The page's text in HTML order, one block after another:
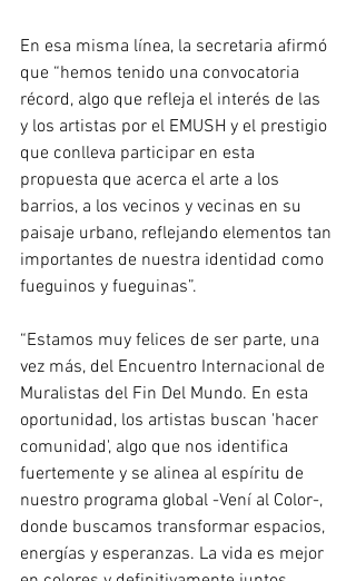
En esa misma línea, la secretaria afirmó
que “hemos tenido una convocatoria
récord, algo que refleja el interés de las
y los artistas por el EMUSH y el prestigio
que conlleva participar en esta
propuesta que acerca el arte a los
barrios, a los vecinos y vecinas en su
paisaje urbano, reflejando elementos tan
importantes de nuestra identidad como
fueguinos y fueguinas”.
“Estamos muy felices de ser parte, una
vez más, del Encuentro Internacional de
Muralistas del Fin Del Mundo. En esta
oportunidad, los artistas buscan 'hacer
comunidad', algo que nos identifica
fuertemente y se alinea al espíritu de
nuestro programa global -Vení al Color-,
donde buscamos transformar espacios,
energías y esperanzas. La vida es mejor